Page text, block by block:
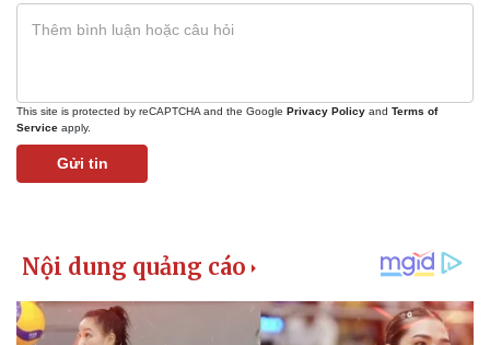
This site is protected by reCAPTCHA and the Google Privacy Policy and Terms of
Service apply.
Gửi tin